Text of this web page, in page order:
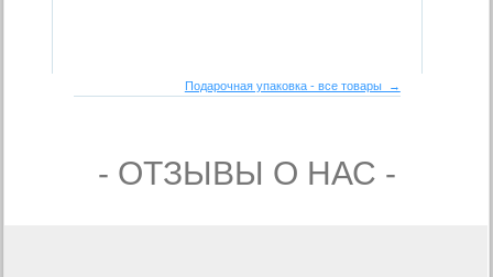
Подарочная упаковка - все товары →
- ОТЗЫВЫ О НАС -